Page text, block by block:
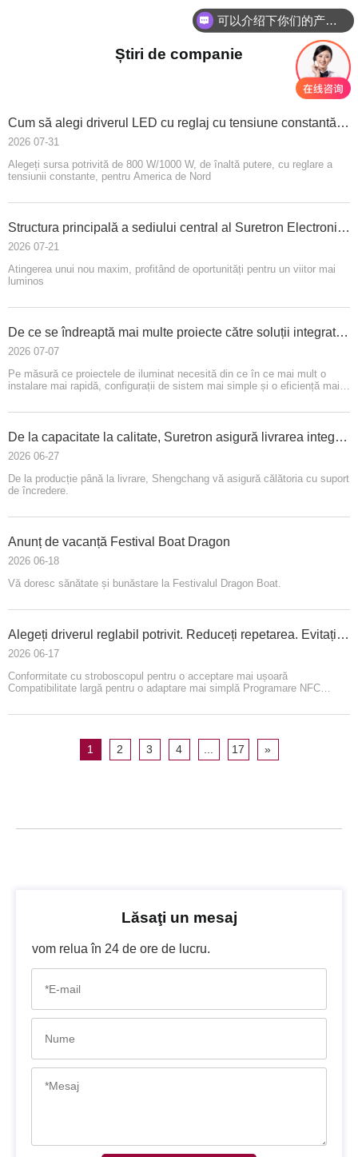
Știri de companie
Cum să alegi driverul LED cu reglaj cu tensiune constantă de 800W/1000W potrivit pentru piața din America de Nord?
2026 07-31
Alegeți sursa potrivită de 800 W/1000 W, de înaltă putere, cu reglare a
tensiunii constante, pentru America de Nord
Structura principală a sediului central al Suretron Electronics și a proiectului de bază de producție a fost finalizată cu succes.
2026 07-21
Atingerea unui nou maxim, profitând de oportunități pentru un viitor mai
luminos
De ce se îndreaptă mai multe proiecte către soluții integrate 'Driver+Dimmer'?
2026 07-07
Pe măsură ce proiectele de iluminat necesită din ce în ce mai mult o
instalare mai rapidă, configurații de sistem mai simple și o eficiență mai
pentru contractorii de iluminat.
De la capacitate la calitate, Suretron asigură livrarea integrală a proiectelor.
2026 06-27
De la producție până la livrare, Shengchang vă asigură călătoria cu suport
de încredere.
Anunț de vacanță Festival Boat Dragon
2026 06-18
Vă doresc sănătate și bunăstare la Festivalul Dragon Boat.
Alegeți driverul reglabil potrivit. Reduceți repetarea. Evitați greșelile costisitoare.
2026 06-17
Conformitate cu stroboscopul pentru o acceptare mai ușoară
Compatibilitate largă pentru o adaptare mai simplă Programare NFC
stabilă Certificare globală pentru export fără griji Tensiune constantă
1 2 3 4 17 »
Lăsaţi un mesaj
vom relua în 24 de ore de lucru.
你们是怎么收费的呢？